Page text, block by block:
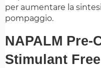
per aumentare la
pompaggio.
NAPALM Pre-
Stimulant